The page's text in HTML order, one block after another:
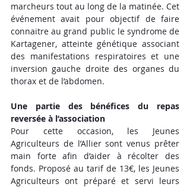
marcheurs tout au long de la matinée. Cet
événement avait pour objectif de faire
connaitre au grand public le syndrome de
Kartagener, atteinte génétique associant
des manifestations respiratoires et une
inversion gauche droite des organes du
thorax et de l’abdomen.
Une partie des bénéfices du repas
reversée à l’association
Pour cette occasion, les Jeunes
Agriculteurs de l’Allier sont venus prêter
main forte afin d’aider à récolter des
fonds. Proposé au tarif de 13€, les Jeunes
Agriculteurs ont préparé et servi leurs